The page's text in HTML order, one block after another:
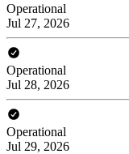
Operational
Jul 27, 2026
Operational
Jul 28, 2026
Operational
Jul 29, 2026